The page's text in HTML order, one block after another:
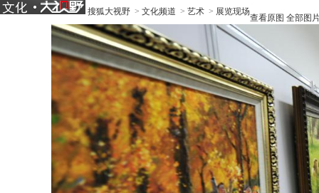
搜狐大视野 > 文化频道 > 艺术 > 展览现场
查看原图 全部图